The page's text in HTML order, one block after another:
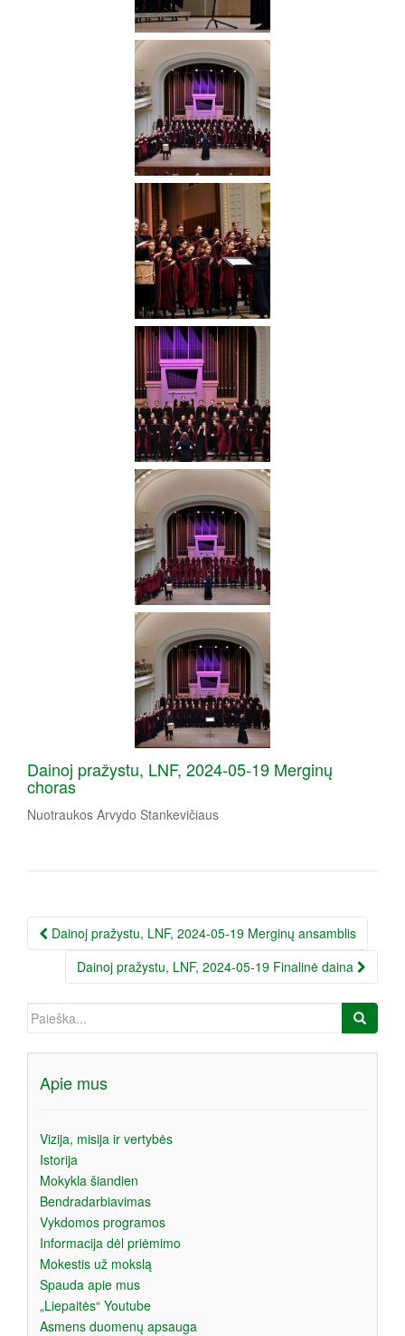
Dainoj pražystu, LNF, 2024-05-19 Merginų
choras
Nuotraukos Arvydo Stankevičiaus
Įrašo
navigacija
Dainoj pražystu, LNF, 2024-05-19 Merginų ansamblis
Dainoj pražystu, LNF, 2024-05-19 Finalinė daina
Ieškoti:
Apie mus
Vizija, misija ir vertybės
Istorija
Mokykla šiandien
Bendradarbiavimas
Vykdomos programos
Informacija dėl priėmimo
Mokestis už mokslą
Spauda apie mus
„Liepaitės“ Youtube
Asmens duomenų apsauga